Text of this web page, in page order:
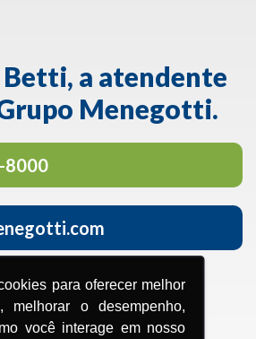
para oferecer melhor
melhorar o desempenho,
você interage em nosso
Betti, a atendente
Menegotti.
8000